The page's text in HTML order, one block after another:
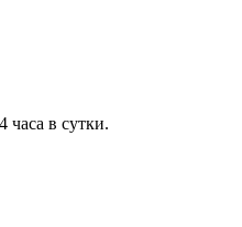
часа в сутки.